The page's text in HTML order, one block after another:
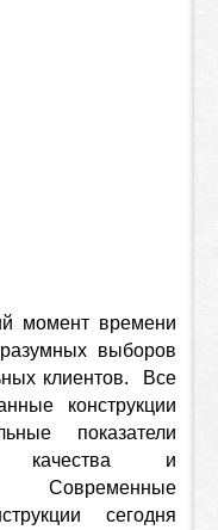
момент времени
выборов
клиентов. Все
конструкции
показатели
качества и
Современные
сегодня